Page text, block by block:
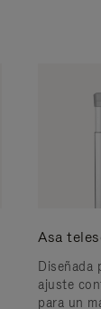
Asa
Diseñada
ajuste
para un